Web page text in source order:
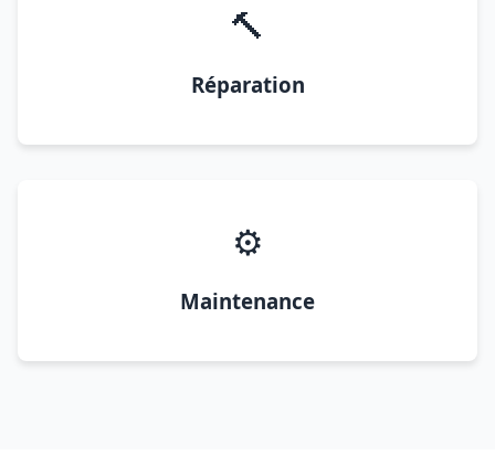
🔨
Réparation
⚙️
Maintenance